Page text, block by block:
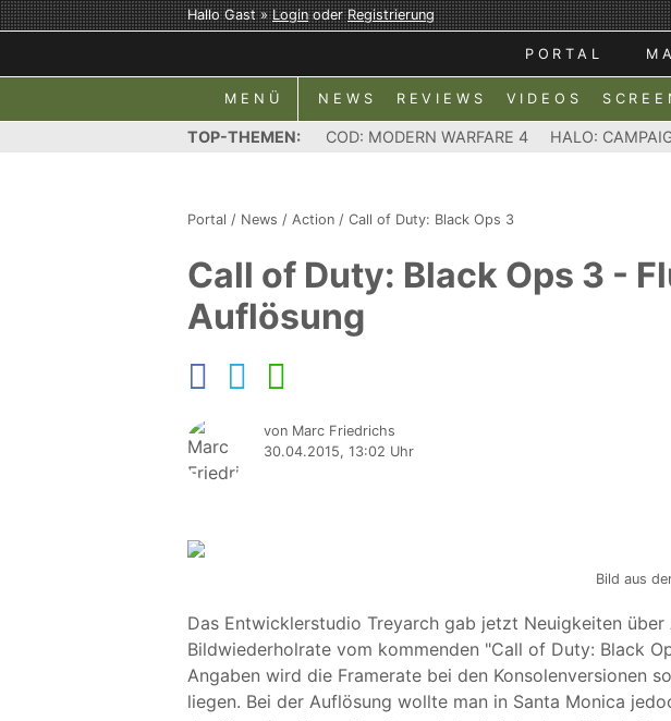
Hallo Gast »LoginoderRegistrierung
PORTAL
MENÜ NEWS REVIEWS VIDEOS
TOP-THEMEN: COD: MODERN WARFARE 4 HALO:
Portal / News / Action / Call of Duty: Black Ops 3
Call of Duty: Black Ops 3 -
Auflösung
von Marc Friedrichs
30.04.2015, 13:02 Uhr
Bild aus
Das Entwicklerstudio Treyarch gab jetzt Neuigkeiten über
Bildwiederholrate vom kommenden "Call of Duty: Black
Angaben wird die Framerate bei den Konsolenversionen
liegen. Bei der Auflösung wollte man in Santa Monica